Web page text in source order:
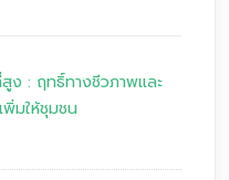
ง : ฤทธิ์ทางชีวภาพและ
พิ่มให้ชุมชน